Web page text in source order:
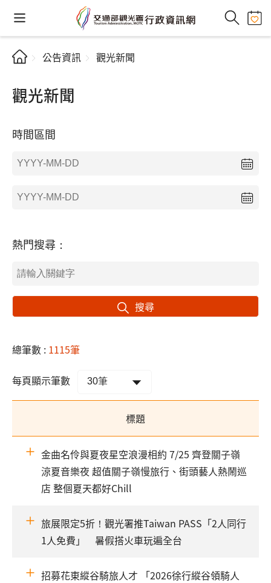
公告資訊 觀光新聞
觀光新聞
時間區間
熱門搜尋：
搜尋
總筆數 : 1115筆
每頁顯示筆數
標題
金曲名伶與夏夜星空浪漫相約 7/25 齊登關子嶺
涼夏音樂夜 超值關子嶺慢旅行、街頭藝人熱鬧巡
店 整個夏天都好Chill
旅展限定5折！觀光署推Taiwan PASS「2人同行
1人免費」 暑假搭火車玩遍全台
招募花東縱谷騎旅人才 「2026徐行縱谷領騎人